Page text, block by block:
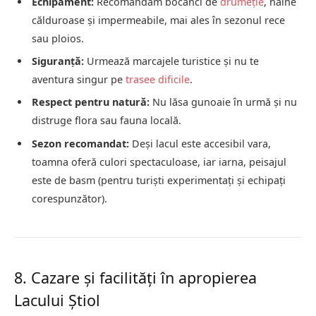
călduroase și impermeabile, mai ales în sezonul rece
sau ploios.
Siguranță: Urmează marcajele turistice și nu te
aventura singur pe trasee dificile.
Respect pentru natură: Nu lăsa gunoaie în urmă și nu
distruge flora sau fauna locală.
Sezon recomandat: Deși lacul este accesibil vara,
toamna oferă culori spectaculoase, iar iarna, peisajul
este de basm (pentru turiști experimentați și echipați
corespunzător).
8. Cazare și facilități în apropierea
Lacului Știol